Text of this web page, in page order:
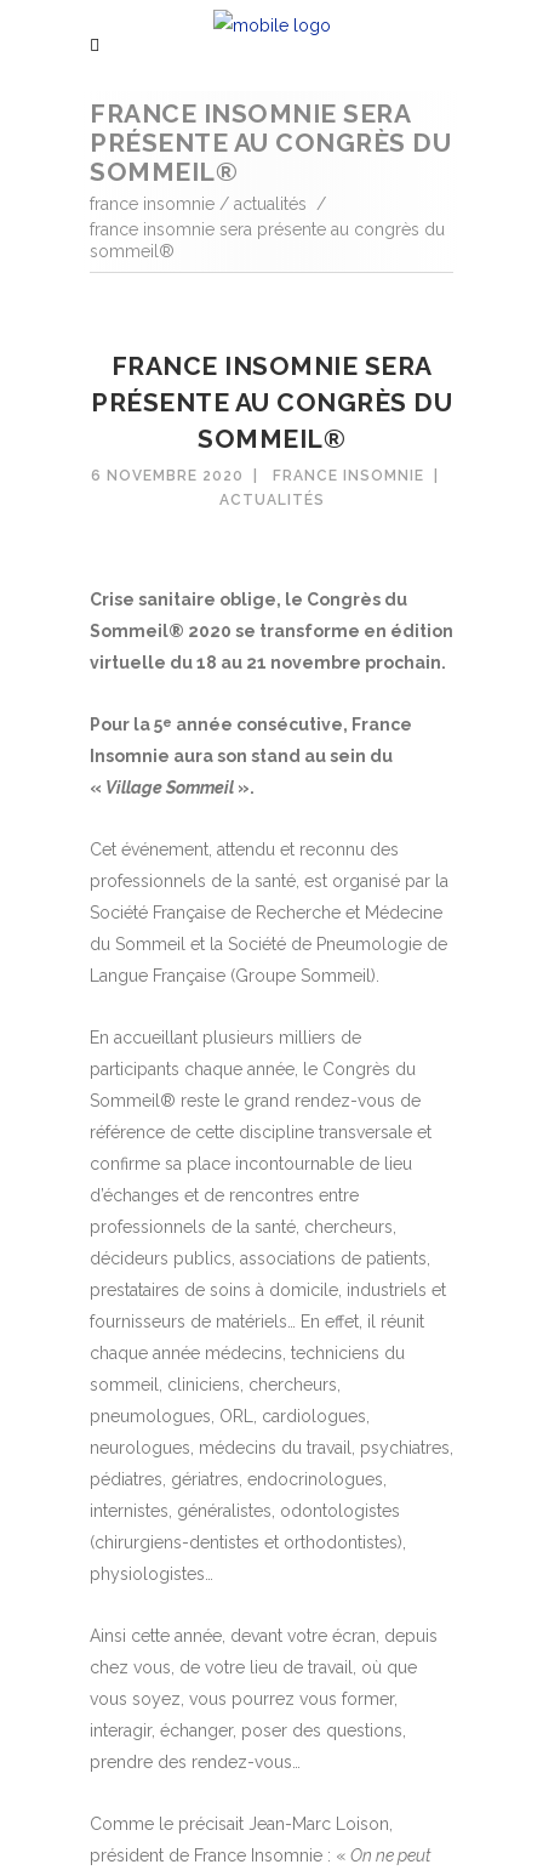
FRANCE INSOMNIE SERA
PRÉSENTE AU CONGRÈS DU
SOMMEIL®
france insomnie / actualités /
france insomnie sera présente au congrès du
sommeil®
FRANCE INSOMNIE SERA
PRÉSENTE AU CONGRÈS DU
SOMMEIL®
6 NOVEMBRE 2020
FRANCE INSOMNIE
ACTUALITÉS
Crise sanitaire oblige, le Congrès du
Sommeil® 2020 se transforme en édition
virtuelle du 18 au 21 novembre prochain.
Pour la 5e année consécutive, France
Insomnie aura son stand au sein du
« Village Sommeil ».
Cet événement, attendu et reconnu des
professionnels de la santé, est organisé par la
Société Française de Recherche et Médecine
du Sommeil et la Société de Pneumologie de
Langue Française (Groupe Sommeil).
En accueillant plusieurs milliers de
participants chaque année, le Congrès du
Sommeil® reste le grand rendez-vous de
référence de cette discipline transversale et
confirme sa place incontournable de lieu
d’échanges et de rencontres entre
professionnels de la santé, chercheurs,
décideurs publics, associations de patients,
prestataires de soins à domicile, industriels et
fournisseurs de matériels… En effet, il réunit
chaque année médecins, techniciens du
sommeil, cliniciens, chercheurs,
pneumologues, ORL, cardiologues,
neurologues, médecins du travail, psychiatres,
pédiatres, gériatres, endocrinologues,
internistes, généralistes, odontologistes
(chirurgiens-dentistes et orthodontistes),
physiologistes…
Ainsi cette année, devant votre écran, depuis
chez vous, de votre lieu de travail, où que
vous soyez, vous pourrez vous former,
interagir, échanger, poser des questions,
prendre des rendez-vous…
Comme le précisait Jean-Marc Loison,
président de France Insomnie : « On ne peut